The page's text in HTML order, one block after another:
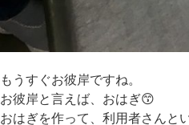
もうすぐお彼岸ですね。
お彼岸と言えば、おはぎ😙
おはぎを作って、利用者さんと